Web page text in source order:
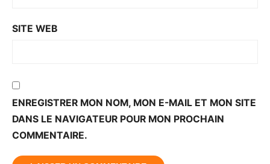
SITE WEB
ENREGISTRER MON NOM, MON E-MAIL ET MON SITE
DANS LE NAVIGATEUR POUR MON PROCHAIN
COMMENTAIRE.